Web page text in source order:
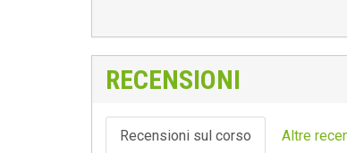
RECENSIONI
Recensioni sul corso Altre